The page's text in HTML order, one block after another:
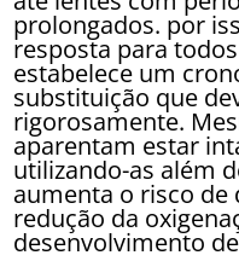
prolongados. por
resposta para
estabelece um
substituição que
rigorosamente.
aparentam estar
utilizando-as além
aumenta o risco de
redução da
desenvolvimento